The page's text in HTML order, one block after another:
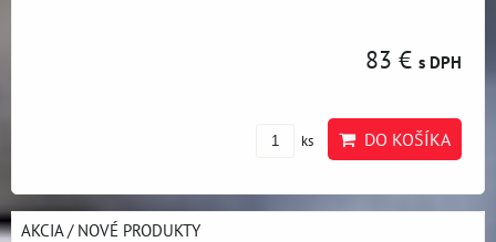
83 € s DPH
ks DO KOŠÍKA
AKCIA / NOVÉ PRODUKTY